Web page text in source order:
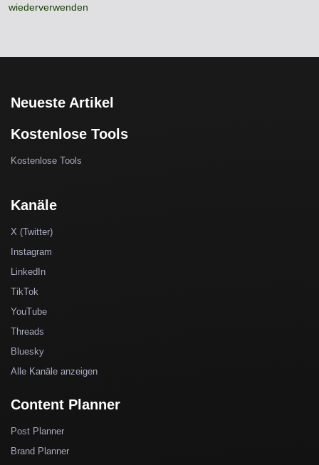
wiederverwenden
Neueste Artikel
Kostenlose Tools
Kostenlose Tools
Kanäle
X (Twitter)
Instagram
LinkedIn
TikTok
YouTube
Threads
Bluesky
Alle Kanäle anzeigen
Content Planner
Post Planner
Brand Planner